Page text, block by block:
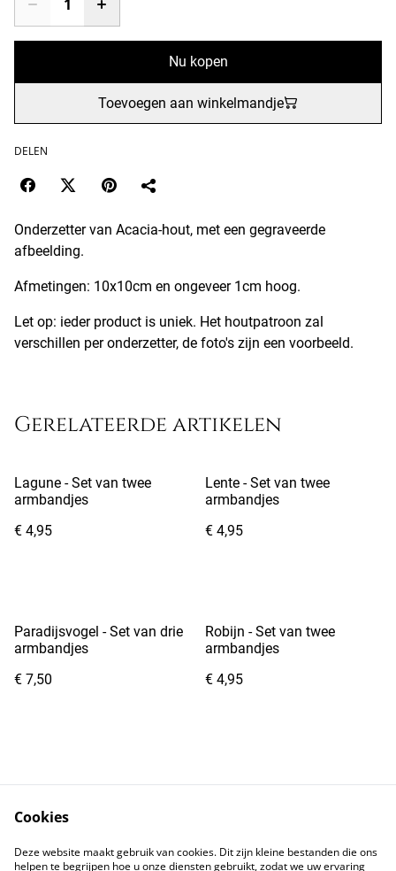
Nu kopen
Toevoegen aan winkelmandje
DELEN
Onderzetter van Acacia-hout, met een gegraveerde
afbeelding.
Afmetingen: 10x10cm en ongeveer 1cm hoog.
Let op: ieder product is uniek. Het houtpatroon zal
verschillen per onderzetter, de foto's zijn een voorbeeld.
Gerelateerde artikelen
Lagune - Set van twee
armbandjes
€ 4,95
Lente - Set van twee
armbandjes
€ 4,95
Paradijsvogel - Set van drie
armbandjes
€ 7,50
Robijn - Set van twee
armbandjes
€ 4,95
Contact
Voorwaarden
Privacybeleid
Cookiebeleid
Cookies
Deze website maakt gebruik van cookies. Dit zijn kleine bestanden die ons
helpen te begrijpen hoe u onze diensten gebruikt, zodat we uw ervaring